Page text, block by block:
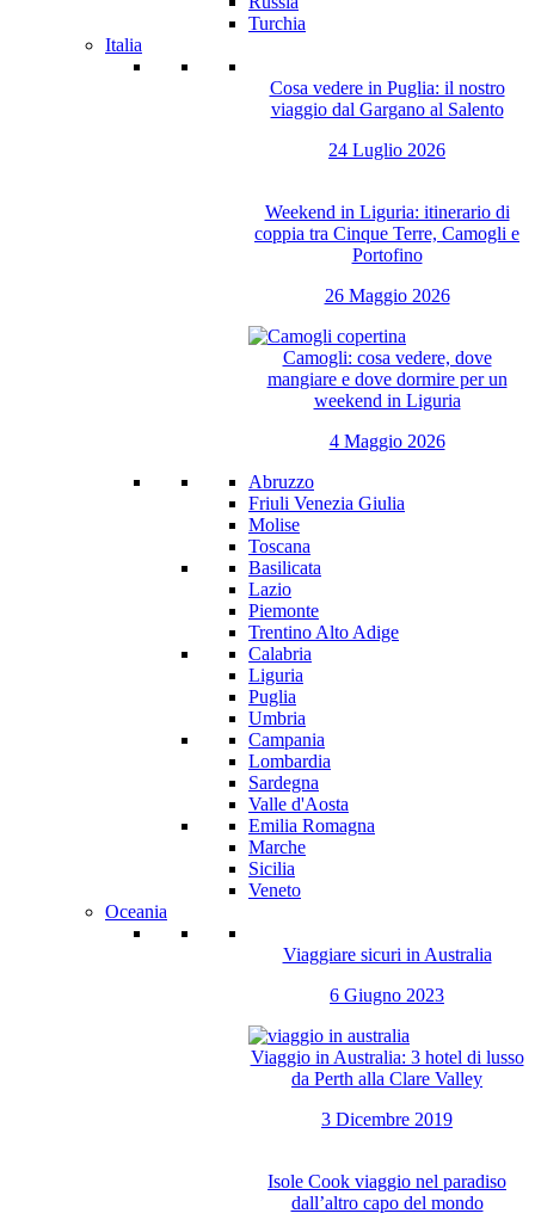
Turchia
Italia
Cosa vedere in Puglia: il nostro
viaggio dal Gargano al Salento
24 Luglio 2026
Weekend in Liguria: itinerario di
coppia tra Cinque Terre, Camogli e
Portofino
26 Maggio 2026
Camogli: cosa vedere, dove
mangiare e dove dormire per un
weekend in Liguria
4 Maggio 2026
Abruzzo
Friuli Venezia Giulia
Molise
Toscana
Basilicata
Lazio
Piemonte
Trentino Alto Adige
Calabria
Liguria
Puglia
Umbria
Campania
Lombardia
Sardegna
Valle d'Aosta
Emilia Romagna
Marche
Sicilia
Veneto
Oceania
Viaggiare sicuri in Australia
6 Giugno 2023
Viaggio in Australia: 3 hotel di lusso
da Perth alla Clare Valley
3 Dicembre 2019
Isole Cook viaggio nel paradiso
dall’altro capo del mondo